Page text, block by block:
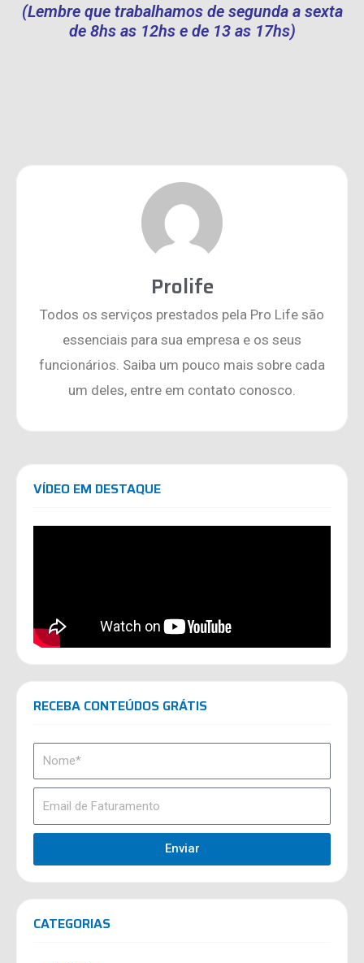
(Lembre que trabalhamos de segunda a sexta
de 8hs as 12hs e de 13 as 17hs)
Prolife
Todos os serviços prestados pela Pro Life são
essenciais para sua empresa e os seus
funcionários. Saiba um pouco mais sobre cada
um deles, entre em contato conosco.
VÍDEO EM DESTAQUE
RECEBA CONTEÚDOS GRÁTIS
Enviar
CATEGORIAS